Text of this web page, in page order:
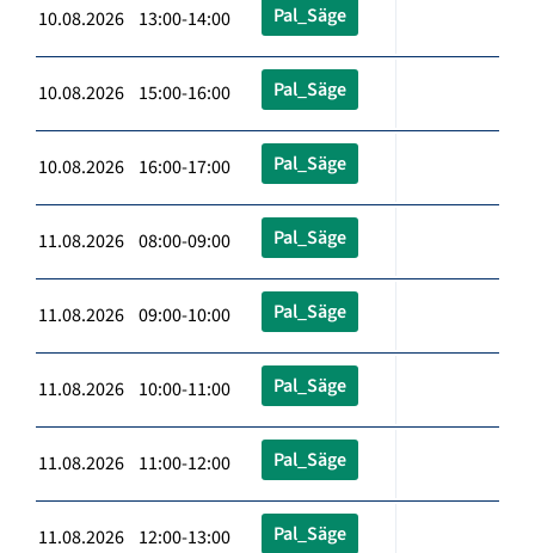
10.08.2026 13:00-14:00 Pal_Säge
10.08.2026 15:00-16:00 Pal_Säge
10.08.2026 16:00-17:00 Pal_Säge
11.08.2026 08:00-09:00 Pal_Säge
11.08.2026 09:00-10:00 Pal_Säge
11.08.2026 10:00-11:00 Pal_Säge
11.08.2026 11:00-12:00 Pal_Säge
11.08.2026 12:00-13:00 Pal_Säge